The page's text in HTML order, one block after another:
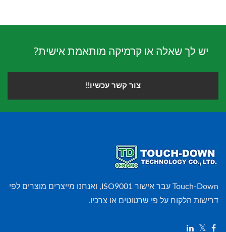
יש לך שאלה או קרמיקה מותאמת אישית?
צור קשר עכשיו!!
Touch-Down עבר אישור ISO9001, ואנחנו מייצרים מוצרים לפי
דרישות הלקוח על פי שרטוטים או צרכיו.